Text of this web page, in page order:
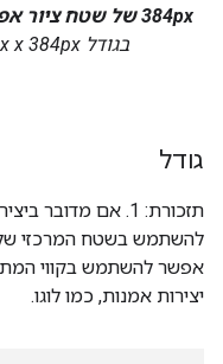
384px של שטח ציור אפקטיבי
בגודל 384px x 384px שמור לשוליים ריקים.
גודל
תזכורת: ‫1. אם
אפשר להשתמש בקווי
יצירות אמנות, כמו לוגו.